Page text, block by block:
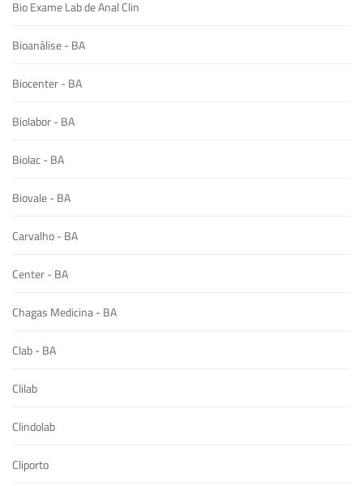
Bio Exame Lab de Anal Clin
Bioanálise - BA
Biocenter - BA
Biolabor - BA
Biolac - BA
Biovale - BA
Carvalho - BA
Center - BA
Chagas Medicina - BA
Clab - BA
Clilab
Clindolab
Cliporto